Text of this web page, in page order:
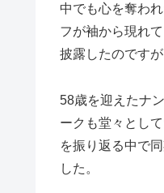
中でも心を奪わ
フが袖から現れ
披露したのです
58歳を迎えたナ
ークも堂々とし
を振り返る中で
した。